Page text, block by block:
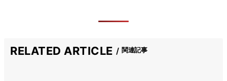
RELATED ARTICLE 関連記事